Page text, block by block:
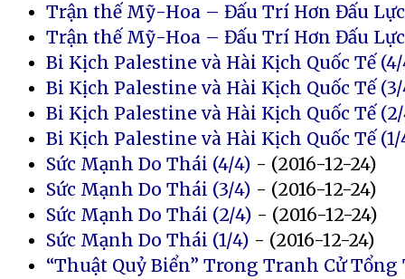
Trận thế Mỹ-Hoa – Đấu Trí Hơn Đấu
Trận thế Mỹ-Hoa – Đấu Trí Hơn Đấu Lực
Bi Kịch Palestine và Hài Kịch Quốc Tế
Bi Kịch Palestine và Hài Kịch Quốc Tế
Bi Kịch Palestine và Hài Kịch Quốc Tế
Bi Kịch Palestine và Hài Kịch Quốc Tế (1/
Sức Mạnh Do Thái (4/4) - (2016-12-24)
Sức Mạnh Do Thái (3/4) - (2016-12-24)
Sức Mạnh Do Thái (2/4) - (2016-12-24)
Sức Mạnh Do Thái (1/4) - (2016-12-24)
“Thuật Quỷ Biển” Trong Tranh Cử